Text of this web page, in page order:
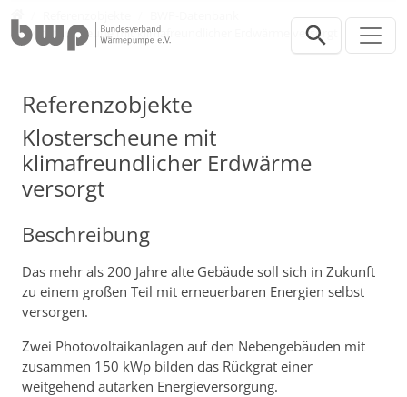
Klosterscheune mit klimafreundlicher Erdwärme versorgt
Referenzobjekte
Klosterscheune mit
klimafreundlicher Erdwärme
versorgt
Beschreibung
Das mehr als 200 Jahre alte Gebäude soll sich in Zukunft
zu einem großen Teil mit erneuerbaren Energien selbst
versorgen.
Zwei Photovoltaikanlagen auf den Nebengebäuden mit
zusammen 150 kWp bilden das Rückgrat einer
weitgehend autarken Energieversorgung.